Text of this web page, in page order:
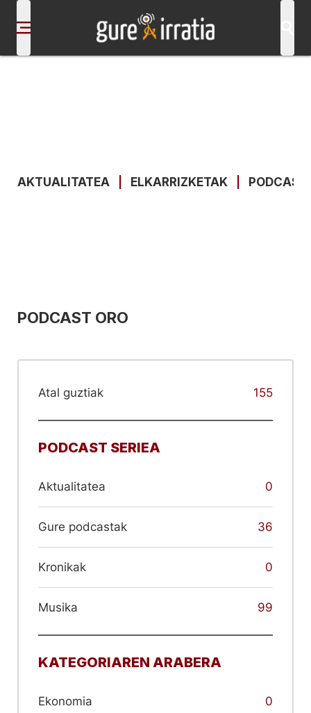
AKTUALITATEA ELKARRIZKETAK
PODCAST ORO
Atal guztiak 155
PODCAST SERIEA
Aktualitatea 0
Gure podcastak 36
Kronikak 0
Musika 99
KATEGORIAREN ARABERA
Ekonomia 0